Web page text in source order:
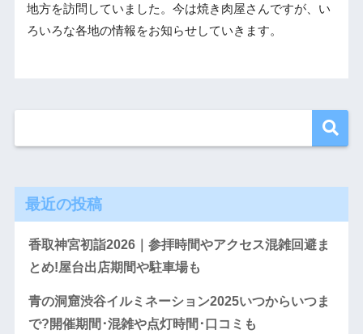
地方を訪問していました。今は焼き肉屋さんですが、い
ろいろな各地の情報をお知らせしていきます。
最近の投稿
香取神宮初詣2026｜参拝時間やアクセス混雑回避ま
とめ!屋台出店期間や駐車場も
青の洞窟渋谷イルミネーション2025いつからいつま
で?開催期間･混雑や点灯時間･口コミも